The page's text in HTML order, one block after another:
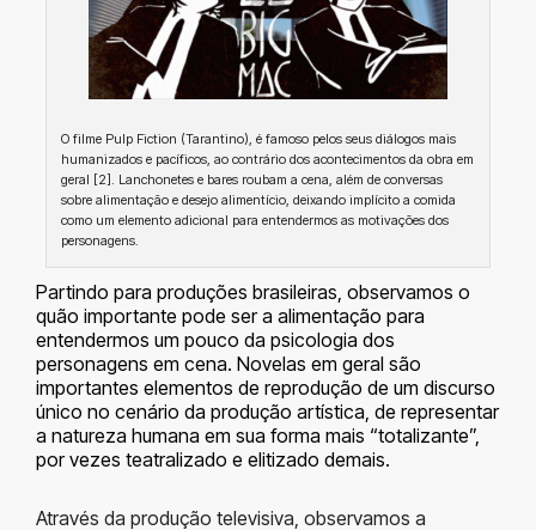
O filme Pulp Fiction (Tarantino), é famoso pelos seus diálogos mais
humanizados e pacíficos, ao contrário dos acontecimentos da obra em
geral [2]. Lanchonetes e bares roubam a cena, além de conversas
sobre alimentação e desejo alimentício, deixando implícito a comida
como um elemento adicional para entendermos as motivações dos
personagens.
Partindo para produções brasileiras, observamos o
quão importante pode ser a alimentação para
entendermos um pouco da psicologia dos
personagens em cena. Novelas em geral são
importantes elementos de reprodução de um discurso
único no cenário da produção artística, de representar
a natureza humana em sua forma mais “totalizante”,
por vezes teatralizado e elitizado demais.
Através da produção televisiva, observamos a